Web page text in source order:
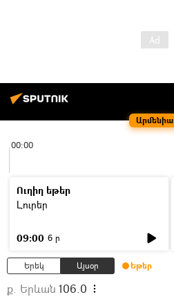
Արմենիա
00:00
Ուղիղ եթեր
Լուրեր
09:00 6 ր
Երեկ Այսօր Եթեր
ք. Երևան 106.0